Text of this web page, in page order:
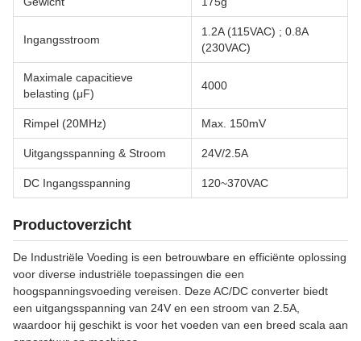
Ingangsstroom
1.2A (115VAC) ; 0.8A
(230VAC)
Maximale capacitieve
belasting (μF)
4000
Rimpel (20MHz) Max. 150mV
Uitgangsspanning & Stroom 24V/2.5A
DC Ingangsspanning 120~370VAC
Productoverzicht
De Industriële Voeding is een betrouwbare en efficiënte oplossing
voor diverse industriële toepassingen die een
hoogspanningsvoeding vereisen. Deze AC/DC converter biedt
een uitgangsspanning van 24V en een stroom van 2.5A,
waardoor hij geschikt is voor het voeden van een breed scala aan